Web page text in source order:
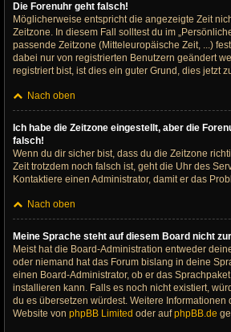
Die Forenuhr geht falsch!
Möglicherweise entspricht die angezeigte Zeit
Zeitzone. In diesem Fall solltest du im
passende Zeitzone (Mitteleuropäische Zeit, ...)
dabei nur von registrierten Benutzern geändert
registriert bist, ist dies ein guter Grund, dies jetzt
Nach oben
Ich habe die Zeitzone eingestellt, aber die
falsch!
Wenn du dir sicher bist, dass du die Zeitzone
Zeit trotzdem noch falsch ist, geht die Uhr des
Kontaktiere einen Administrator, damit er das
Nach oben
Meine Sprache steht auf diesem Board nicht
Meist hat die Board-Administration entweder
oder niemand hat das Forum bislang in deine
einen Board-Administrator, ob er das
installieren kann. Falls es noch nicht existiert,
du es übersetzen würdest. Weitere Informationen
Website von phpBB Limited oder aufphpBB.de